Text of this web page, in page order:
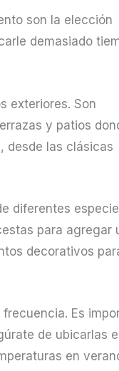
son la elección
demasiado
exteriores. Son
y patios
desde las clásicas
diferentes
para agregar
decorativos
Es
de ubicarlas
en